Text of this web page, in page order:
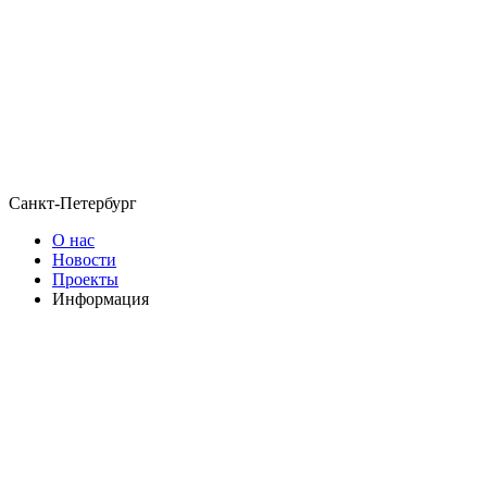
Санкт-Петербург
О нас
Новости
Проекты
Информация